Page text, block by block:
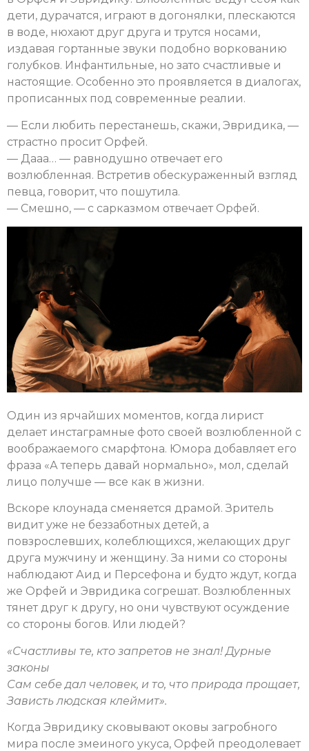
дети, дурачатся, играют в догонялки, плескаются
в воде, нюхают друг друга и трутся носами,
издавая гортанные звуки подобно воркованию
голубков. Инфантильные, но зато счастливые и
настоящие. Особенно это проявляется в диалогах,
прописанных под современные реалии.
— Если любить перестанешь, скажи, Эвридика, —
страстно просит Орфей.
— Дааа… — равнодушно отвечает его
возлюбленная. Встретив обескураженный взгляд
певца, говорит, что пошутила.
— Смешно, — с сарказмом отвечает Орфей.
Один из ярчайших моментов, когда лирист
делает инстаграмные фото своей возлюбленной с
воображаемого смарфтона. Юмора добавляет его
фраза «А теперь давай нормально», мол, сделай
лицо получше — все как в жизни.
Вскоре клоунада сменяется драмой. Зритель
видит уже не беззаботных детей, а
повзрослевших, колеблющихся, желающих друг
друга мужчину и женщину. За ними со стороны
наблюдают Аид и Персефона и будто ждут, когда
же Орфей и Эвридика согрешат. Возлюбленных
тянет друг к другу, но они чувствуют осуждение
со стороны богов. Или людей?
«Счастливы те, кто запретов не знал! Дурные
законы
Сам себе дал человек, и то, что природа прощает,
Зависть людская клеймит».
Когда Эвридику сковывают оковы загробного
мира после змеиного укуса, Орфей преодолевает